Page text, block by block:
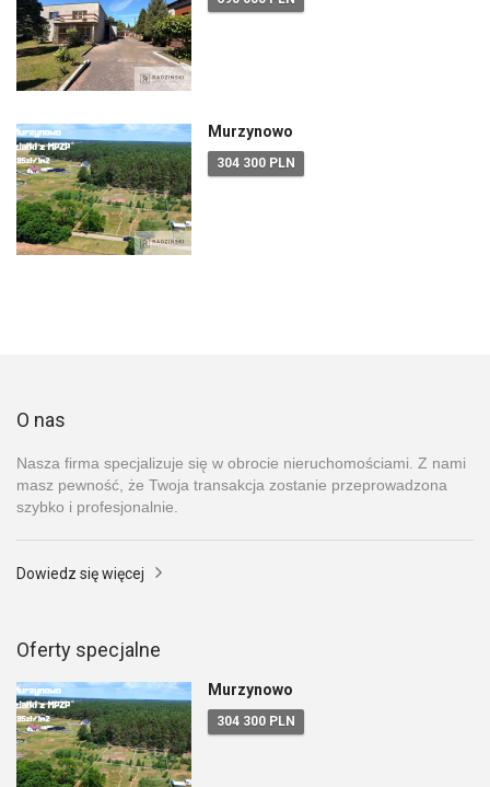
Murzynowo
304 300 PLN
O nas
Nasza firma specjalizuje się w obrocie nieruchomościami. Z nami
masz pewność, że Twoja transakcja zostanie przeprowadzona
szybko i profesjonalnie.
Dowiedz się więcej
Oferty specjalne
Murzynowo
304 300 PLN